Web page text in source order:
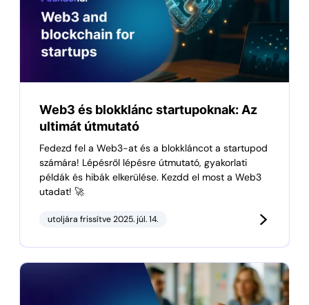
Web3 és blokklánc startupoknak: Az
ultimát útmutató
Fedezd fel a Web3-at és a blokkláncot a startupod
számára! Lépésről lépésre útmutató, gyakorlati
példák és hibák elkerülése. Kezdd el most a Web3
utadat! 🚀
utoljára frissítve 2025. júl. 14.